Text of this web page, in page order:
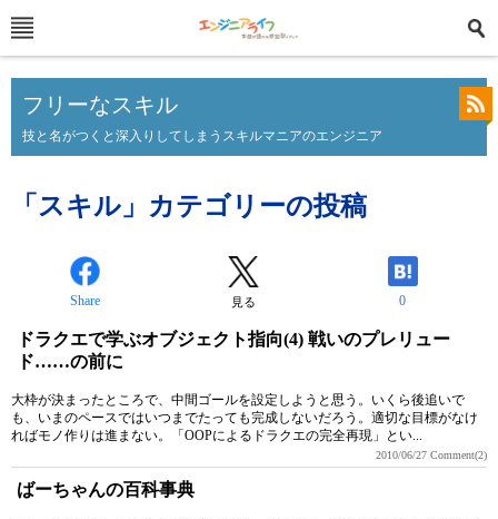
フリーなスキル
技と名がつくと深入りしてしまうスキルマニアのエンジニア
「スキル」カテゴリーの投稿
Share 見る 0
ドラクエで学ぶオブジェクト指向(4) 戦いのプレリュー
ド……の前に
大枠が決まったところで、中間ゴールを設定しようと思う。いくら後追いで
も、いまのペースではいつまでたっても完成しないだろう。適切な目標がなけ
ればモノ作りは進まない。「OOPによるドラクエの完全再現」とい...
2010/06/27 Comment(2)
ばーちゃんの百科事典